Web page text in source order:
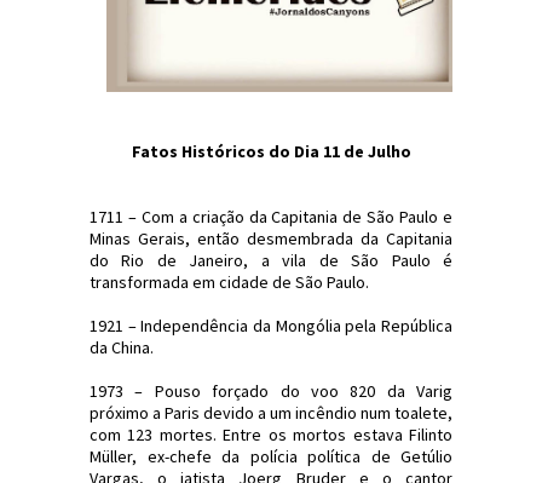
Fatos Históricos do Dia 11 de Julho
1711 – Com a criação da Capitania de São Paulo e
Minas Gerais, então desmembrada da Capitania
do Rio de Janeiro, a vila de São Paulo é
transformada em cidade de São Paulo.
1921 – Independência da Mongólia pela República
da China.
1973 – Pouso forçado do voo 820 da Varig
próximo a Paris devido a um incêndio num toalete,
com 123 mortes. Entre os mortos estava Filinto
Müller, ex-chefe da polícia política de Getúlio